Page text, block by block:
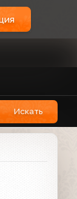
Искать